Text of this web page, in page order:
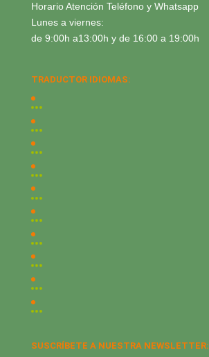
Horario Atención Teléfono y Whatsapp
Lunes a viernes:
de 9:00h a13:00h y de 16:00 a 19:00h
TRADUCTOR IDIOMAS:
SUSCRÍBETE A NUESTRA NEWSLETTER: